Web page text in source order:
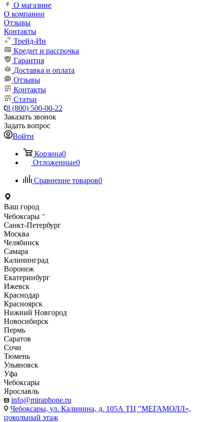
О магазине
О компании
Отзывы
Контакты
Трейд-Ин
Кредит и рассрочка
Гарантия
Доставка и оплата
Отзывы
Контакты
Статьи
8 (800) 500-00-22
Заказать звонок
Задать вопрос
Войти
Корзина0
Отложенные0
Сравнение товаров0
Ваш город
Чебоксары
Санкт-Петербург
Москва
Челябинск
Самара
Калининград
Воронеж
Екатеринбург
Ижевск
Краснодар
Красноярск
Нижний Новгород
Новосибирск
Пермь
Саратов
Сочи
Тюмень
Ульяновск
Уфа
Чебоксары
Ярославль
info@miraphone.ru
Чебоксары, ул. Калинина, д. 105А ТЦ "МЕГАМОЛЛ»,
цокольный этаж